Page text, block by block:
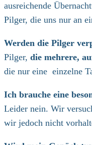
ausreichende
Pilger, die uns nur an
Werden die Pilger
Pilger, die mehrere,
die nur eine einzelne
Ich brauche eine
Leider nein. Wir
wir jedoch nicht